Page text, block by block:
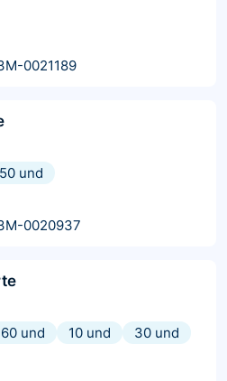
0021189
50 und
0020937
60 und 10 und
30 und